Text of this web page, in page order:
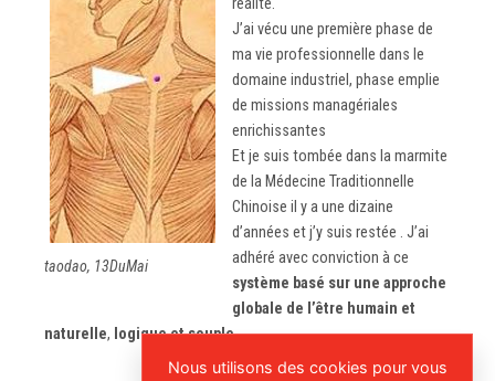
taodao, 13DuMai
réalité.
J’ai vécu une première phase de
ma vie professionnelle dans le
domaine industriel, phase emplie
de missions managériales
enrichissantes
Et je suis tombée dans la marmite
de la Médecine Traditionnelle
Chinoise il y a une dizaine
d’années et j’y suis restée . J’ai
adhéré avec conviction à ce
système basé sur une approche
globale de l’être humain et
naturelle, logique et souple.
Nous utilisons des cookies pour vous